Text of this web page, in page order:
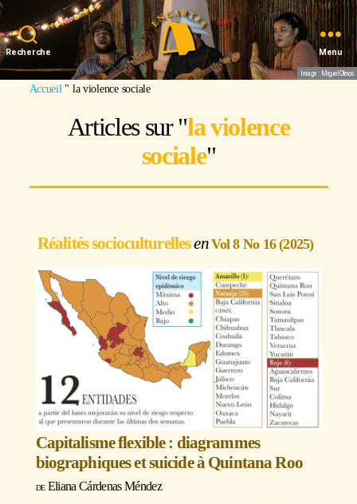
Recherche Menu
Image : Miguel Olmos
Accueil " la violence sociale
Articles sur "la violence
sociale"
Réalités socioculturelles Vol 8 No 16 (2025)
Capitalisme flexible : diagrammes
biographiques et suicide à Quintana Roo
Eliana Cárdenas Méndez